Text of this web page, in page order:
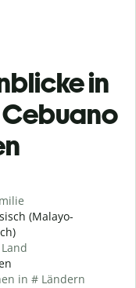
in
Cebuano
(Malayo-
in # Ländern